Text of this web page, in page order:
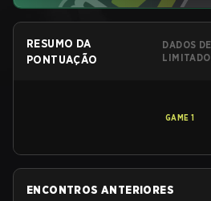
RESUMO DA
PONTUAÇÃO
DADOS
GAME 1
ENCONTROS ANTERIORES